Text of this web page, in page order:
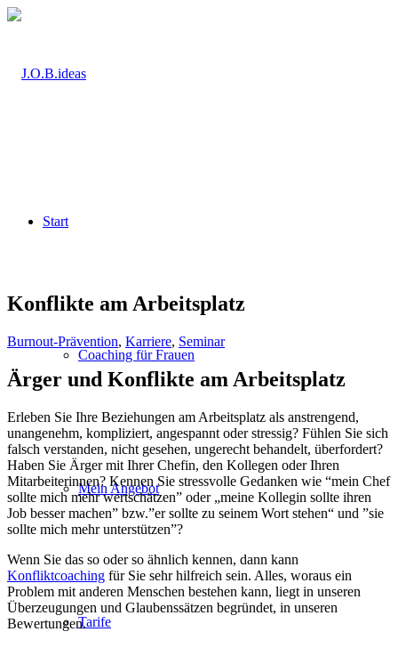
Start
Coaching für Frauen
Mein Angebot
Tarife
Konflikte am Arbeitsplatz
Burnout-Prävention, Karriere, Seminar
Ärger und Konflikte am Arbeitsplatz
Erleben Sie Ihre Beziehungen am Arbeitsplatz als anstrengend,
unangenehm, kompliziert, angespannt oder stressig? Fühlen Sie sich
falsch verstanden, nicht gesehen, ungerecht behandelt, überfordert?
Haben Sie Ärger mit Ihrer Chefin, den Kollegen oder Ihren
Mitarbeiterinnen? Kennen Sie stressvolle Gedanken wie “mein Chef
sollte mich mehr wertschätzen” oder „meine Kollegin sollte ihren
Job besser machen” bzw.”er sollte zu seinem Wort stehen“ und ”sie
sollte mich mehr unterstützen”?
Wenn Sie das so oder so ähnlich kennen, dann kann
Konfliktcoaching für Sie sehr hilfreich sein. Alles, woraus ein
Problem mit anderen Menschen bestehen kann, liegt in unseren
Überzeugungen und Glaubenssätzen begründet, in unseren
Bewertungen.